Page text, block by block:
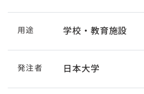
用途 学校・教育施設
発注者 日本大学